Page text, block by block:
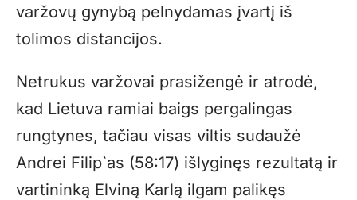
varžovų gynybą pelnydamas įvartį iš
tolimos distancijos.
Netrukus varžovai prasižengė ir atrodė,
kad Lietuva ramiai baigs pergalingas
rungtynes, tačiau visas viltis sudaužė
Andrei Filip`as (58:17) išlyginęs rezultatą ir
vartininką Elviną Karlą ilgam palikęs